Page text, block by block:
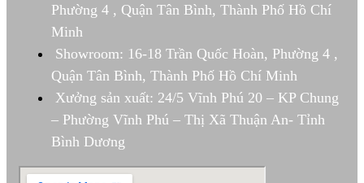
Phường 4 , Quận Tân Bình, Thành Phố Hồ Chí
Minh
Showroom: 16-18 Trần Quốc Hoàn, Phường 4 ,
Quận Tân Bình, Thành Phố Hồ Chí Minh
Xưởng sản xuất: 24/5 Vĩnh Phú 20 – KP Chung
– Phường Vĩnh Phú – Thị Xã Thuận An- Tỉnh
Bình Dương